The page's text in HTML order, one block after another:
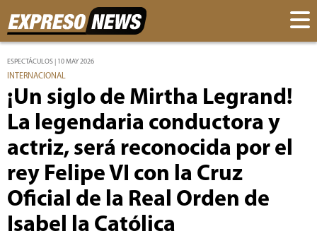
ESPECTÁCULOS | 10 MAY 2026
INTERNACIONAL
¡Un siglo de Mirtha Legrand!
La legendaria conductora y
actriz, será reconocida por el
rey Felipe VI con la Cruz
Oficial de la Real Orden de
Isabel la Católica